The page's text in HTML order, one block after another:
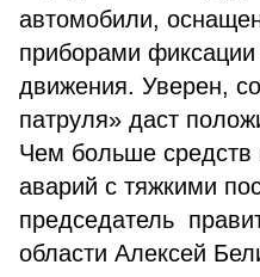
автомобили,
приборами
движения. Уверен,
патруля» даст
Чем больше
аварий с тяжкими
председатель
области Алексей